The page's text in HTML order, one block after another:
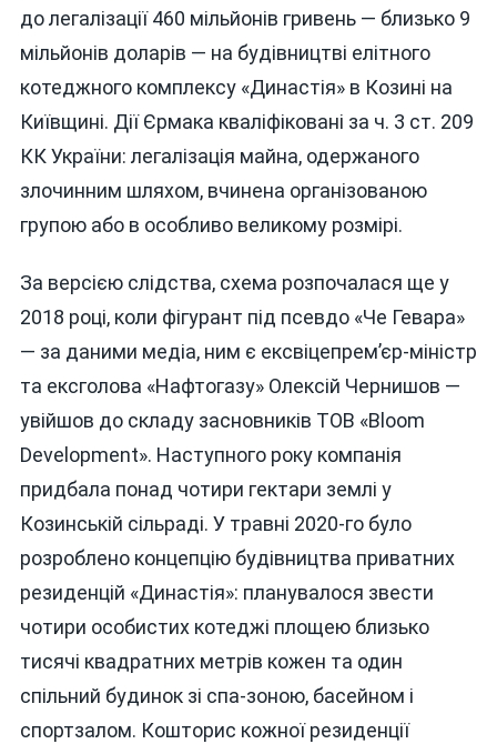
до легалізації 460 мільйонів гривень — близько 9
мільйонів доларів — на будівництві елітного
котеджного комплексу «Династія» в Козині на
Київщині. Дії Єрмака кваліфіковані за ч. 3 ст. 209
КК України: легалізація майна, одержаного
злочинним шляхом, вчинена організованою
групою або в особливо великому розмірі.
За версією слідства, схема розпочалася ще у
2018 році, коли фігурант під псевдо «Че Гевара»
— за даними медіа, ним є ексвіцепрем’єр-міністр
та ексголова «Нафтогазу» Олексій Чернишов —
увійшов до складу засновників ТОВ «Bloom
Development». Наступного року компанія
придбала понад чотири гектари землі у
Козинській сільраді. У травні 2020-го було
розроблено концепцію будівництва приватних
резиденцій «Династія»: планувалося звести
чотири особистих котеджі площею близько
тисячі квадратних метрів кожен та один
спільний будинок зі спа-зоною, басейном і
спортзалом. Кошторис кожної резиденції